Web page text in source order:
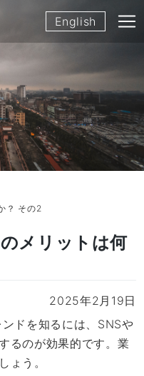
English
？ その2
メリットは何
2025年2月19日
ドを知るには、SNSや
るのが効果的です。業
ょう。